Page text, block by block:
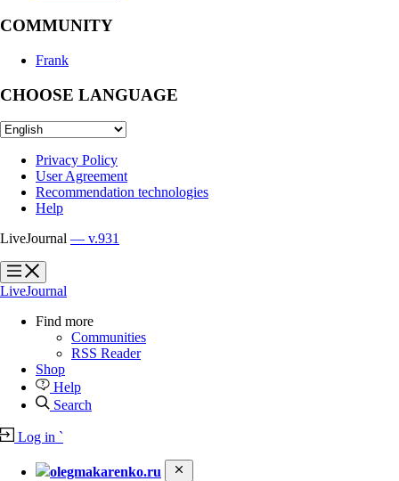
COMMUNITY
Frank
CHOOSE LANGUAGE
Privacy Policy
User Agreement
Recommendation technologies
Help
LiveJournal — v.931
?
?
LiveJournal
Find more
Communities
RSS Reader
Shop
Help
Search
Log in `
olegmakarenko.ru